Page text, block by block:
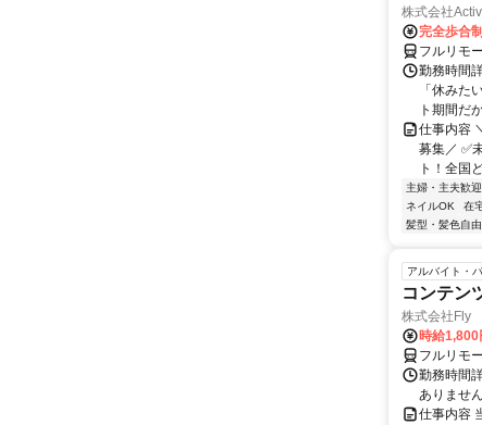
株式会社
完全歩合制
フルリモ
勤務時間
「休みた
ト期間だ
仕事内容
募集／ ✅
ト！全国
主婦・主夫歓迎
ネイルOK
在
髪型・髪色自由
アルバイト・
コンテン
株式会社Fly
時給1,800
フルリモ
勤務時間
ありませ
仕事内容